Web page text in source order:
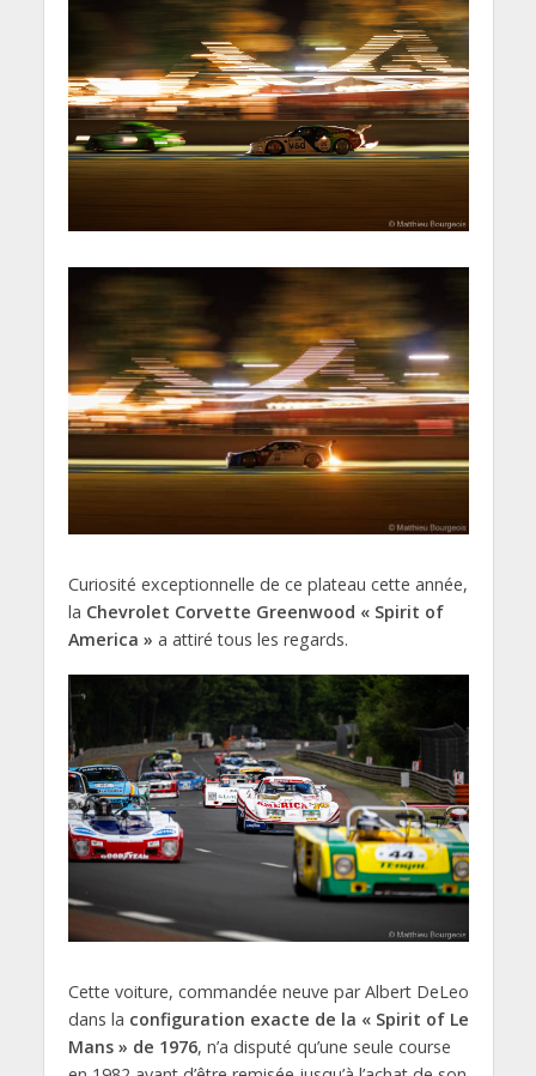
Curiosité exceptionnelle de ce plateau cette année,
la Chevrolet Corvette Greenwood « Spirit of
America » a attiré tous les regards.
Cette voiture, commandée neuve par Albert DeLeo
dans la configuration exacte de la « Spirit of Le
Mans » de 1976, n’a disputé qu’une seule course